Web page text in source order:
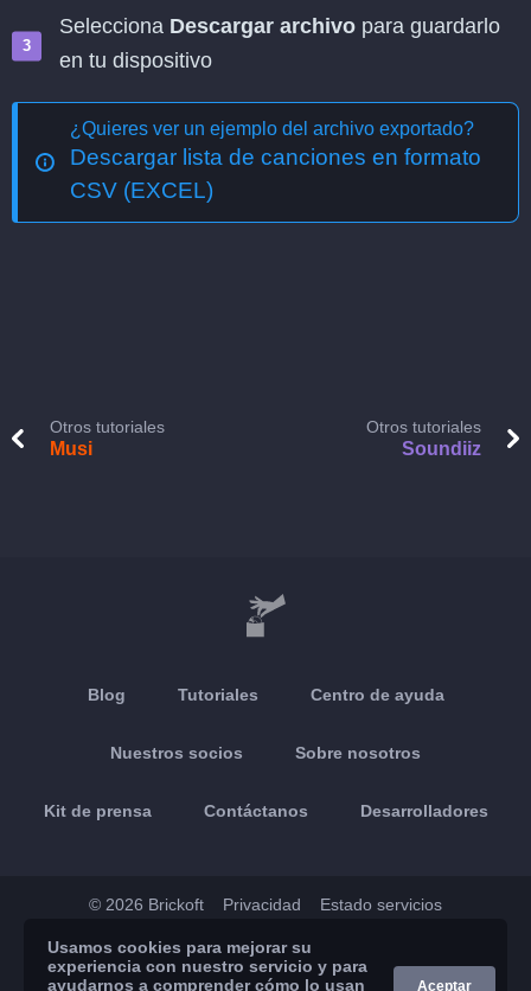
Selecciona Descargar archivo para guardarlo
en tu dispositivo
¿Quieres ver un ejemplo del archivo exportado?
Descargar lista de canciones en formato
CSV (EXCEL)
Otros tutoriales
Musi
Otros tutoriales
Soundiiz
Blog Tutoriales Centro de ayuda
Nuestros socios Sobre nosotros
Kit de prensa Contáctanos Desarrolladores
© 2026 Brickoft Privacidad Estado servicios
App Store Google Play
Usamos cookies para mejorar su
experiencia con nuestro servicio y para
ayudarnos a comprender cómo lo usan
Aceptar